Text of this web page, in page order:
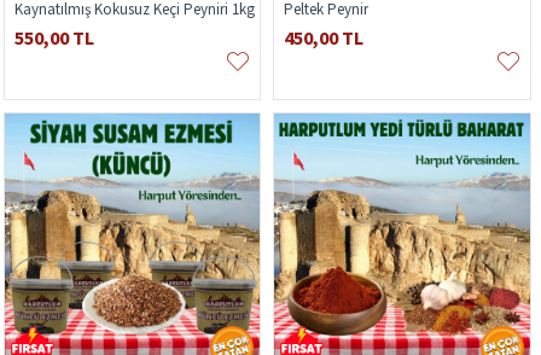
Kaynatılmış Kokusuz Keçi Peyniri 1kg
550,00 TL
Peltek Peynir
450,00 TL